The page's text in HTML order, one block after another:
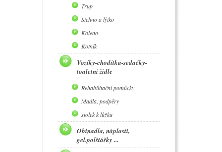
Trup
Stehno a lýtko
Koleno
Kotník
Vozíky-chodítka-sedačky-
toaletní židle
Rehabilitační pomůcky
Madla, podpěry
stolek k lůžku
Obinadla, náplasti,
gel.polštářky ...